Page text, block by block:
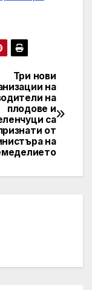
Три нови
на
на
плодове и
са
от
на